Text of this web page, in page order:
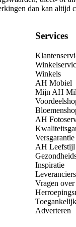
dan kan altijd
Services
Winkels
AH Mobiel
Mijn AH
AH
Versgarantie
AH Leefstijl
Inspiratie
Vragen over
Adverteren